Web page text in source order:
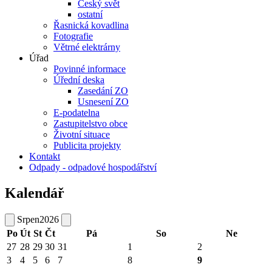
Český svět
ostatní
Řasnická kovadlina
Fotografie
Větrné elektrárny
Úřad
Povinné informace
Úřední deska
Zasedání ZO
Usnesení ZO
E-podatelna
Zastupitelstvo obce
Životní situace
Publicita projekty
Kontakt
Odpady - odpadové hospodářství
Kalendář
Srpen2026
Po Út St Čt Pá So
Ne
27 28 29 30 31 1
2
3
4 5 6 7 8
9